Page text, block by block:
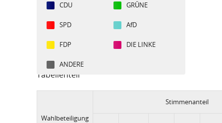
CDU GRÜNE
SPD AfD
FDP DIE LINKE
ANDERE
Tabellenteil
Wahlbeteiligung
Stimmenanteil